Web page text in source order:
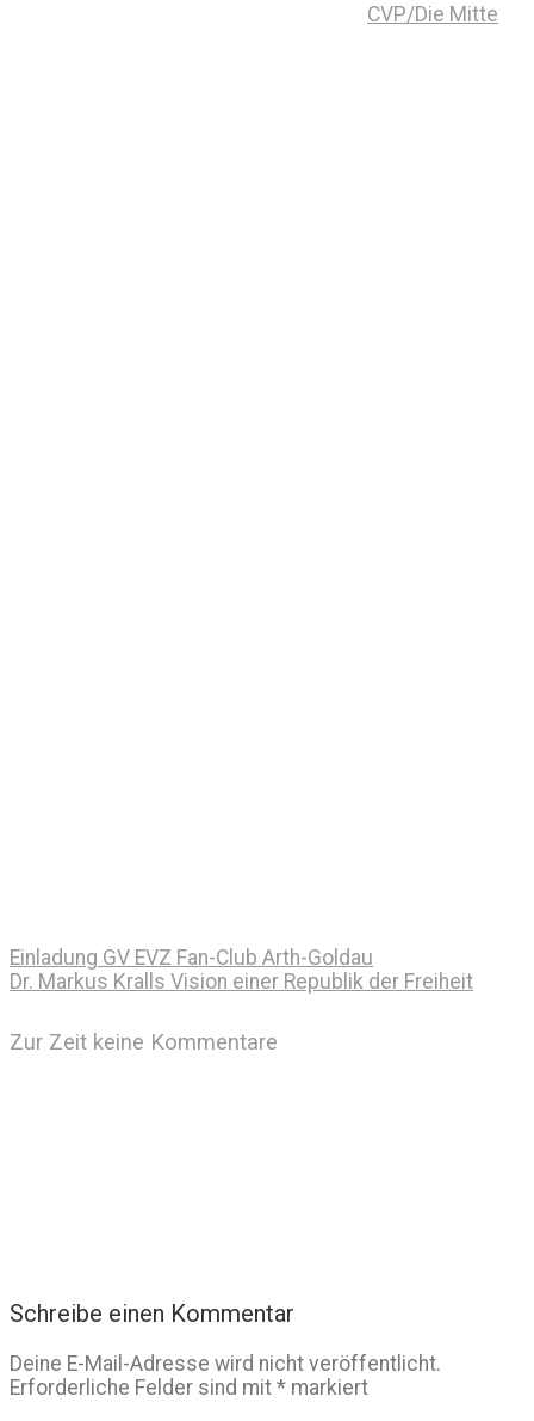
CVP/Die Mitte
Einladung GV EVZ Fan-Club Arth-Goldau
Dr. Markus Kralls Vision einer Republik der Freiheit
Zur Zeit keine Kommentare
Schreibe einen Kommentar
Deine E-Mail-Adresse wird nicht veröffentlicht.
Erforderliche Felder sind mit * markiert